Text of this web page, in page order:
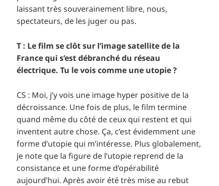
laissant très souverainement libre, nous,
spectateurs, de les juger ou pas.
T : Le film se clôt sur l’image satellite de la
France qui s’est débranché du réseau
électrique. Tu le vois comme une utopie ?
CS : Moi, j’y vois une image hyper positive de la
décroissance. Une fois de plus, le film termine
quand même du côté de ceux qui restent et qui
inventent autre chose. Ça, c’est évidemment une
forme d’utopie qui m’intéresse. Plus globalement,
je note que la figure de l’utopie reprend de la
consistance et une forme d’opérabilité
aujourd’hui. Après avoir été très mise au rebut